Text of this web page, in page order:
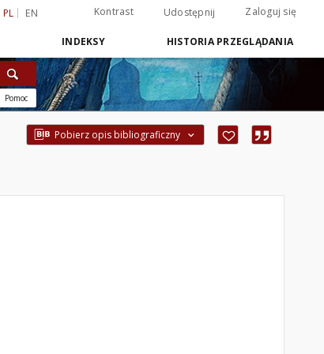
PL EN Kontrast Udostępnij Zaloguj się
INDEKSY HISTORIA PRZEGLĄDANIA
Pomoc
Pobierz opis bibliograficzny